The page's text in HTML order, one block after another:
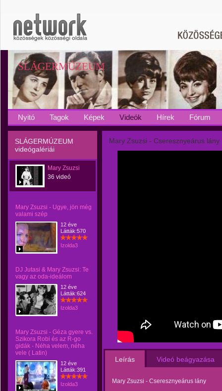
SLÁGERMÚZEUM
Nyitó Tagok Képek Videók Hírek Fórum
SLÁGERMÚZEUM
videógalériái
Mary Zsuzsi
36 videó
Mary Zsuzsi - Ugye, jön még
valami szép
12 éve
Látták:570
Izolda3
DJ Jutasi & Mary Zsuzsi: Te
vagy az oda-ideálom
12 éve
Látták:624
Izolda3
Mary Zsuzsi - Géza gyere vs.
Szikora Robi és az R-go
gidák - Néha velem, néha
vele ( Latin)
12 éve
Látták:391
Izolda3
Mary Zsuzsi - Cseresznyeárus lány
Leírás Videó beágyazása
Mary Zsuzsi - Cseresznyeárus lány